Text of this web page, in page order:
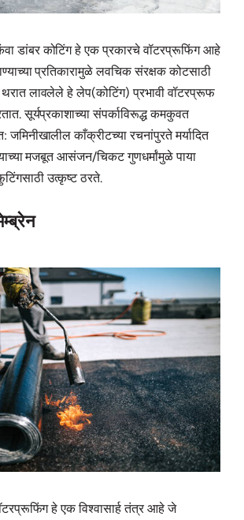
डांबर कोटिंग हे एक प्रकारचे वॉटरप्रूफिंग आहे
प्रतिकारामुळे लवचिक संरक्षक कोटसाठी
थरात लावलेले हे लेप(कोटिंग) प्रभावी वॉटरप्रूफ
सूर्यप्रकाशाच्या संपर्काविरूद्ध कमकुवत
जमिनीखालील काँक्रीटच्या रचनांपुरते मर्यादित
मजबूत आसंजन/चिकट गुणधर्मांमुळे पाया
उत्कृष्ट ठरते.
हे एक विश्वासार्ह तंत्र आहे जे